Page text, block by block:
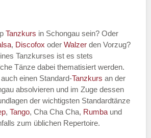
Tanzkurs*
*
Tanzkurs in Schongau sein? Oder
, Discofox oder Walzer den Vorzug?
Tanzkurses ist es stets
Tänze dabei thematisiert werden.
einen Standard-Tanzkurs an der
absolvieren und im Zuge dessen
der wichtigsten Standardtänze
, Tango, Cha Cha Cha, Rumba und
zum üblichen Repertoire.